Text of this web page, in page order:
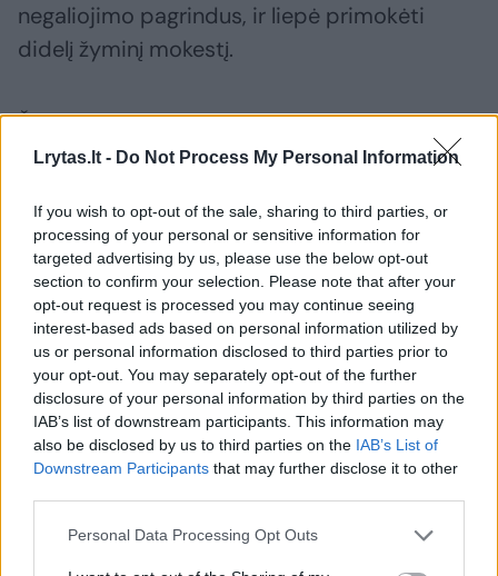
Lrytas.lt - Do Not Process My Personal Information
If you wish to opt-out of the sale, sharing to third parties, or
processing of your personal or sensitive information for
targeted advertising by us, please use the below opt-out
section to confirm your selection. Please note that after your
opt-out request is processed you may continue seeing
interest-based ads based on personal information utilized by
us or personal information disclosed to third parties prior to
your opt-out. You may separately opt-out of the further
disclosure of your personal information by third parties on the
IAB’s list of downstream participants. This information may
also be disclosed by us to third parties on the IAB’s List of
Downstream Participants that may further disclose it to other
Personal Data Processing Opt Outs
negaliojimo pagrindus, ir liepė primokėti
didelį žyminį mokestį.
Šį Kauno apylinkės teismo sprendimą ieškovė
L. P. apskundė Kauno apygardos teismui.
teismas nurodė, kad apylinkės teismas klydo:
šiai bylai nereikia ikiteisminės ginčų tvarkos,
ieškovė neprivalo pati teisiškai kvalifikuoti.
Tačiau teismas patvirtino, kad žyminis
mokestis vis tiek mokėtinas tik pataisė sumą
– liko primokėti 85 Eur, o ne 302 Eur.
Svarbiausia, kad ieškinys nebuvo atmestas,
tad kelias į bylos nagrinėjimą išliko. Tuo L. P.
pasinaudojo ir vėl kreipėsi į Kauno apylinkės